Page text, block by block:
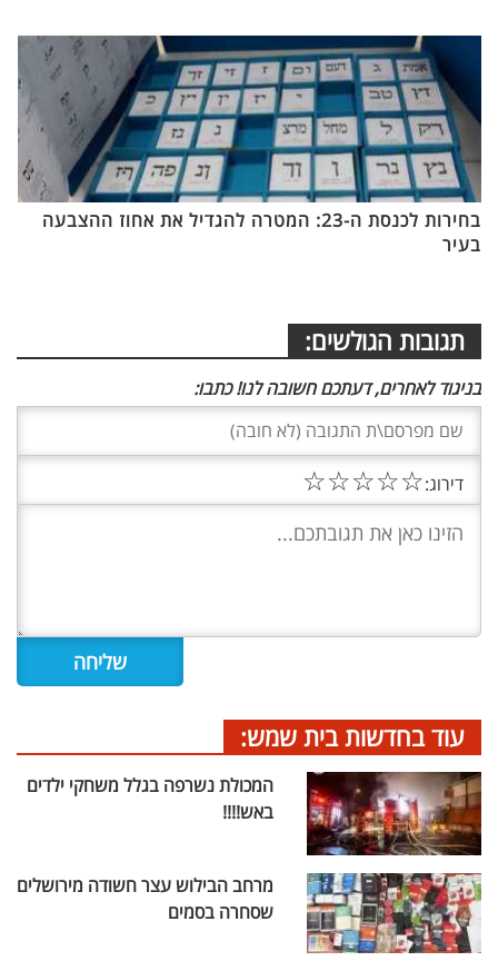
בחירות לכנסת ה-23: המטרה להגדיל את אחוז ההצבעה
בעיר
תגובות הגולשים:
בניגוד לאחרים, דעתכם חשובה לנו! כתבו:
דירוג:☆
☆
☆
☆
☆
עוד בחדשות בית שמש:
המכולת נשרפה בגלל משחקי ילדים
באש!!!!
מרחב הבילוש עצר חשודה מירושלים
שסחרה בסמים